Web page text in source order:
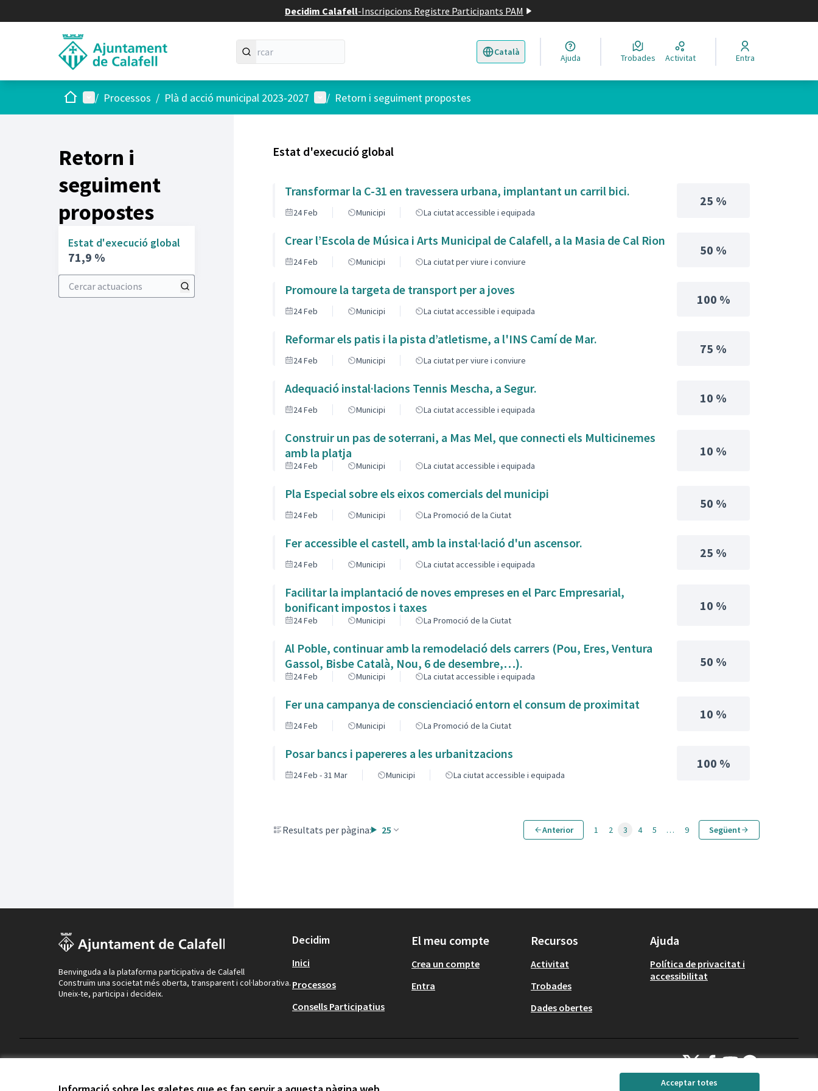
Acceptar totes
Decidim Calafell-Inscripcions Registre Participants PAM
Català
Triar la llengua Elegir el idioma
Ajuda Trobades Activitat Entra
Inici Menú principal
/ Processos / Plà d acció municipal 2023-2027 Menú d'usuari
/ Retorn i seguiment propostes
Retorn i
seguiment
propostes
Estat d'execució global
71,9 %
Cercar actuacions
Estat d'execució global
Transformar la C-31 en travessera urbana, implantant un carril bici.
24 Feb Municipi La ciutat accessible i equipada
25 %
Crear l’Escola de Música i Arts Municipal de Calafell, a la Masia de Cal Rion
24 Feb Municipi La ciutat per viure i conviure
50 %
Promoure la targeta de transport per a joves
24 Feb Municipi La ciutat accessible i equipada
100 %
Reformar els patis i la pista d’atletisme, a l'INS Camí de Mar.
24 Feb Municipi La ciutat per viure i conviure
75 %
Adequació instal·lacions Tennis Mescha, a Segur.
24 Feb Municipi La ciutat accessible i equipada
10 %
Construir un pas de soterrani, a Mas Mel, que connecti els Multicinemes
amb la platja
24 Feb Municipi La ciutat accessible i equipada
10 %
Pla Especial sobre els eixos comercials del municipi
24 Feb Municipi La Promoció de la Ciutat
50 %
Fer accessible el castell, amb la instal·lació d'un ascensor.
24 Feb Municipi La ciutat accessible i equipada
25 %
Facilitar la implantació de noves empreses en el Parc Empresarial,
bonificant impostos i taxes
24 Feb Municipi La Promoció de la Ciutat
10 %
Al Poble, continuar amb la remodelació dels carrers (Pou, Eres, Ventura
Gassol, Bisbe Català, Nou, 6 de desembre,…).
24 Feb Municipi La ciutat accessible i equipada
50 %
Fer una campanya de conscienciació entorn el consum de proximitat
24 Feb Municipi La Promoció de la Ciutat
10 %
Posar bancs i papereres a les urbanitzacions
24 Feb - 31 Mar Municipi La ciutat accessible i equipada
100 %
Resultats per pàgina: 25 Anterior 1 2 3 4 5 … 9 Següent
Benvinguda a la plataforma participativa de Calafell
Construïm una societat més oberta, transparent i col·laborativa.
Uneix-te, participa i decideix.
Decidim
Inici
Processos
Consells Participatius
El meu compte
Crea un compte
Entra
Recursos
Activitat
Trobades
Dades obertes
Ajuda
Política de privacitat i
accessibilitat
Decidim Calafell a X
(Enllaç extern)
Decidim Calafell a Facebook
(Enllaç extern)
Decidim Calafell a YouTube
(Enllaç extern)
Decidim Calafell a
(Enllaç extern)